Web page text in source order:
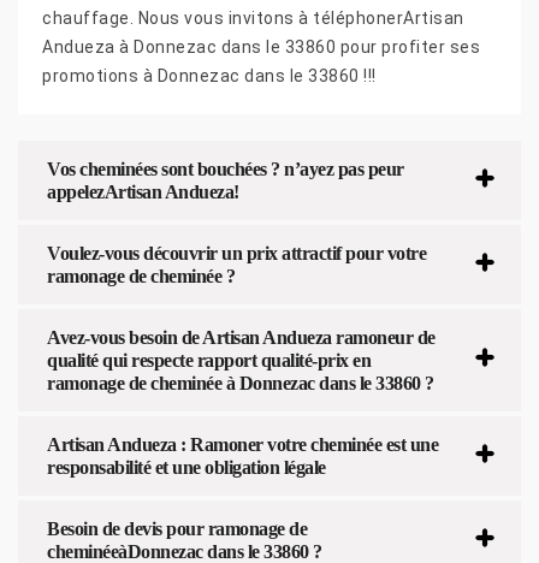
chauffage. Nous vous invitons à téléphonerArtisan
Andueza à Donnezac dans le 33860 pour profiter ses
promotions à Donnezac dans le 33860 !!!
Vos cheminées sont bouchées ? n’ayez pas peur
appelezArtisan Andueza!
Voulez-vous découvrir un prix attractif pour votre
ramonage de cheminée ?
Avez-vous besoin de Artisan Andueza ramoneur de
qualité qui respecte rapport qualité-prix en
ramonage de cheminée à Donnezac dans le 33860 ?
Artisan Andueza : Ramoner votre cheminée est une
responsabilité et une obligation légale
Besoin de devis pour ramonage de
cheminéeàDonnezac dans le 33860 ?